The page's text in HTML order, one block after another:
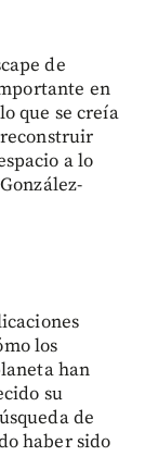
de
en
que se creía
a lo
los
han
su
de
haber sido